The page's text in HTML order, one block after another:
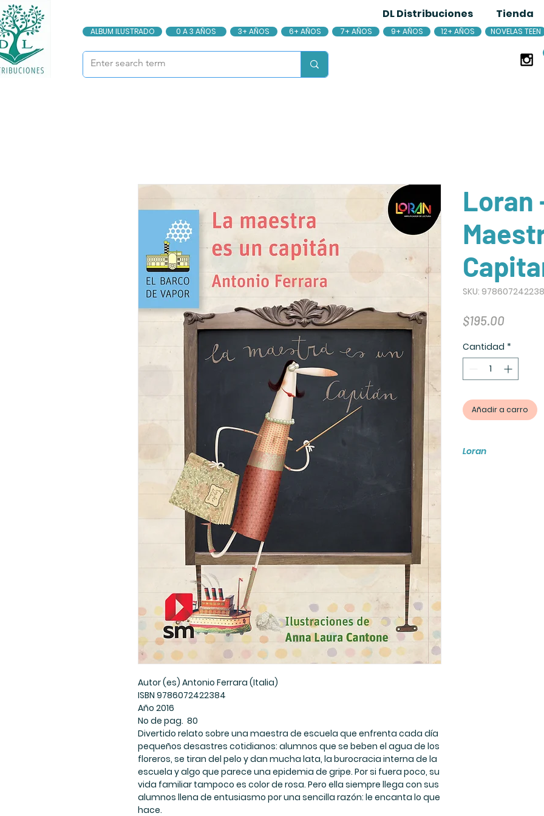
DL Distribuciones Tienda
ALBUM ILUSTRADO 0 A 3 AÑOS 3+ AÑOS 6+ AÑOS 7+ AÑOS 9+ AÑOS 12+ AÑOS NOVELAS TEEN
Autor (es) Antonio Ferrara (Italia)
ISBN 9786072422384
Año 2016
No de pag. 80
Divertido relato sobre una maestra de escuela que enfrenta cada día
pequeños desastres cotidianos: alumnos que se beben el agua de los
floreros, se tiran del pelo y dan mucha lata, la burocracia interna de la
escuela y algo que parece una epidemia de gripe. Por si fuera poco, su
vida familiar tampoco es color de rosa. Pero ella siempre llega con sus
alumnos llena de entusiasmo por una sencilla razón: le encanta lo que
hace.
Loran
SKU:
$195.00
Cantidad *
Añadir a carro
Loran